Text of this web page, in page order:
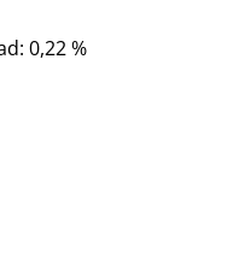
0,22 %